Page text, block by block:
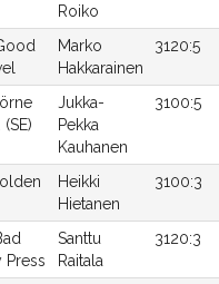
Roiko
Marko
Hakkarainen
3120:5
(SE)
Jukka-
Pekka
Kauhanen
3100:5
Heikki
Hietanen
3100:3
Press
Santtu
Raitala
3120:3